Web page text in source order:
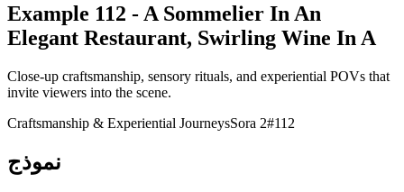
Example 112 - A Sommelier In An
Elegant Restaurant, Swirling Wine In A
Close-up craftsmanship, sensory rituals, and experiential POVs that
invite viewers into the scene.
Craftsmanship & Experiential JourneysSora 2#112
نموذج